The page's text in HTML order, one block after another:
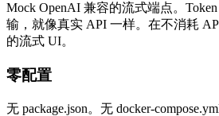
Mock OpenAI 兼容的流式端点。
输，就像真实 API 一样。在不消耗
的流式 UI。
零配置
无 package.json。无 docker-